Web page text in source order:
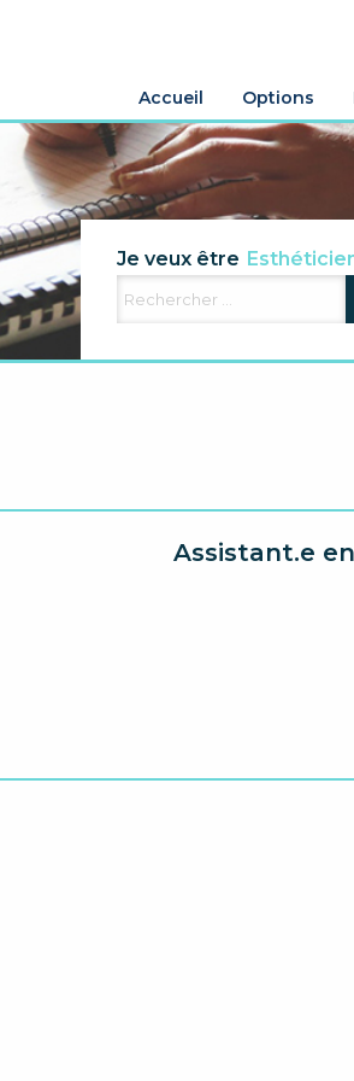
Accueil Options
Je veux être
Aide
Assistant.e